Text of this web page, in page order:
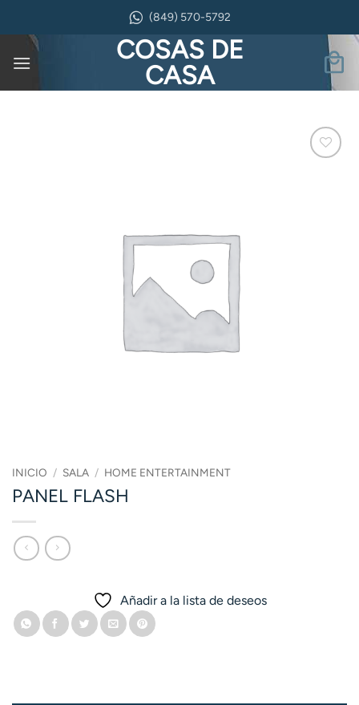
contenido
(849) 570-5792
COSAS DE
CASA
INICIO / SALA / HOME ENTERTAINMENT
PANEL FLASH
Añadir a la lista de deseos